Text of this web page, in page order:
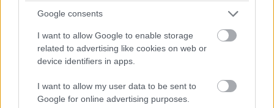
Google consents
I want to allow Google to enable storage
related to advertising like cookies on web or
device identifiers in apps.
I want to allow my user data to be sent to
Google for online advertising purposes.
Rochii de seara daca vrei sa ascunzi
un BUST MIC
Daca vrei sa ascunzi un bust mic, de fapt, vrei sa il
evidentiezi, sa faci sa para ca forma lui este mai
plina, si, spre fericirea noastra, exista rochii care
pot face si astfel de minuni, pe langa un sutien cu